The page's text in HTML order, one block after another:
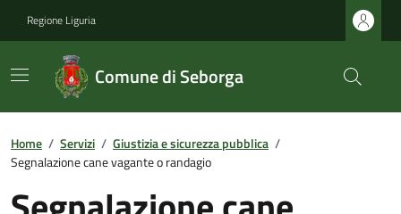
Regione Liguria
Comune di Seborga
Home / Servizi / Giustizia e sicurezza pubblica /
Segnalazione cane vagante o randagio